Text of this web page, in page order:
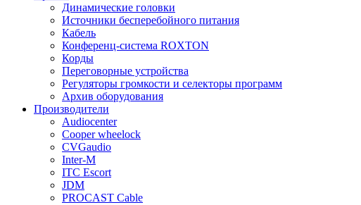
Динамические головки
Источники бесперебойного питания
Кабель
Конференц-система ROXTON
Корды
Переговорные устройства
Регуляторы громкости и селекторы программ
Архив оборудования
Производители
Audiocenter
Cooper wheelock
CVGaudio
Inter-M
ITC Escort
JDM
PROCAST Cable